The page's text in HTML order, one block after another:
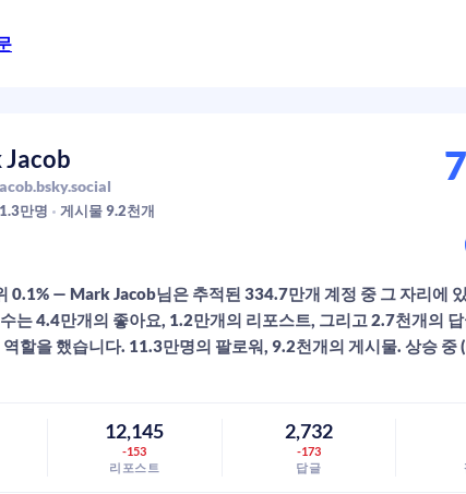
만명 게시물9.2천개
0.1% — Mark Jacob님은 추적된 334.7만개 계정 중 그 자리에
는 4.4만개의 좋아요, 1.2만개의 리포스트, 그리고 2.7천개의
역할을 했습니다. 11.3만명의 팔로워, 9.2천개의 게시물. 상승 중
12,145
-153
리포스트
2,732
-173
답글